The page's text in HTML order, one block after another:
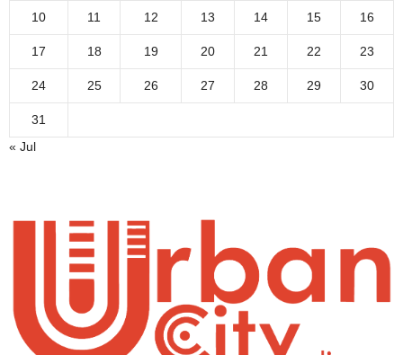
10 11 12 13 14 15 16
17 18 19 20 21 22 23
24 25 26 27 28 29 30
31
« Jul